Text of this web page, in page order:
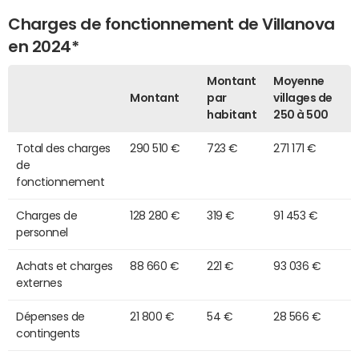
Charges de fonctionnement de Villanova
en 2024*
Montant
Montant
par
habitant
Moyenne
villages de
250 à 500
Total des charges
de
fonctionnement
290 510 € 723 € 271 171 €
Charges de
personnel
128 280 € 319 € 91 453 €
Achats et charges
externes
88 660 € 221 € 93 036 €
Dépenses de
contingents
21 800 € 54 € 28 566 €